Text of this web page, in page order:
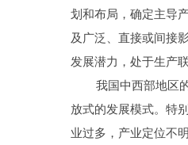
划和布局，确定主导
及广泛、直接或间接
发展潜力，处于生产
我国中西部地区
放式的发展模式。特
业过多，产业定位不